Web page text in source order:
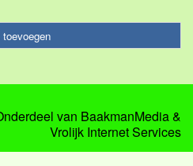
toevoegen
van BaakmanMedia&
Vrolijk Internet Services